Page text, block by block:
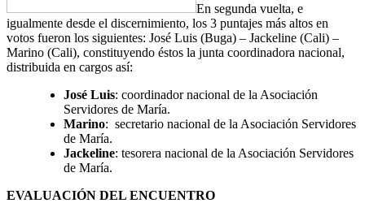
En segunda vuelta, e
igualmente desde el discernimiento, los 3 puntajes más altos en
votos fueron los siguientes: José Luis (Buga) – Jackeline (Cali) –
Marino (Cali), constituyendo éstos la junta coordinadora nacional,
distribuida en cargos así:
José Luis: coordinador nacional de la Asociación
Servidores de María.
Marino: secretario nacional de la Asociación Servidores
de María.
Jackeline: tesorera nacional de la Asociación Servidores
de María.
EVALUACIÓN DEL ENCUENTRO